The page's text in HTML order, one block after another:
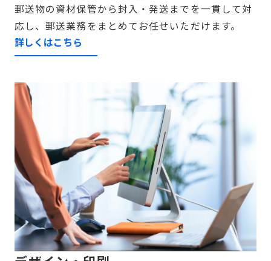
郵送物の資材保管から封入・発送までを一貫して対
応し、郵送業務をまとめてお任せいただけます。
詳しくはこちら